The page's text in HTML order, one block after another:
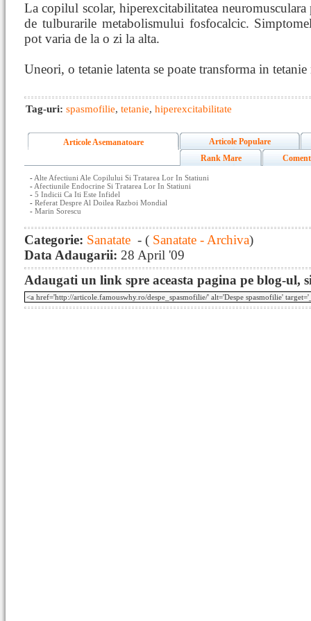
La copilul scolar, hiperexcitabilitatea
de tulburarile metabolismului fosfocalcic.
pot varia de la o zi la alta.
Uneori, o tetanie latenta se poate transforma in tetanie
Tag-uri: spasmofilie, tetanie, hiperexcitabilitate
Articole Asemanatoare
Articole Populare
Rank Mare
- Alte Afectiuni Ale Copilului Si Tratarea Lor In Statiuni
- Afectiunile Endocrine Si Tratarea Lor In Statiuni
- 5 Indicii Ca Iti Este Infidel
- Referat Despre Al Doilea Razboi Mondial
- Marin Sorescu
Categorie: Sanatate - ( Sanatate - Archiva)
Data Adaugarii: 28 April '09
Adaugati un link spre aceasta pagina pe blog-ul,